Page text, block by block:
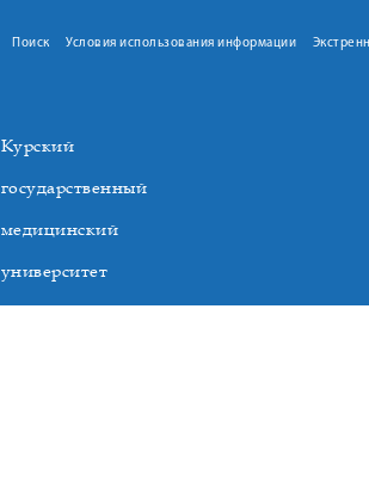
Поиск Условия использования информации
Курский
государственный
медицинский
университет